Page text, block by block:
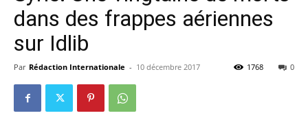
dans des frappes aériennes
sur Idlib
Par Rédaction Internationale - 10 décembre 2017 0
1768